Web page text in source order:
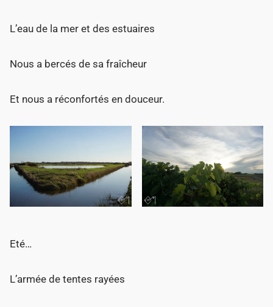
L’eau de la mer et des estuaires
Nous a bercés de sa fraîcheur
Et nous a réconfortés en douceur.
Eté…
L’armée de tentes rayées